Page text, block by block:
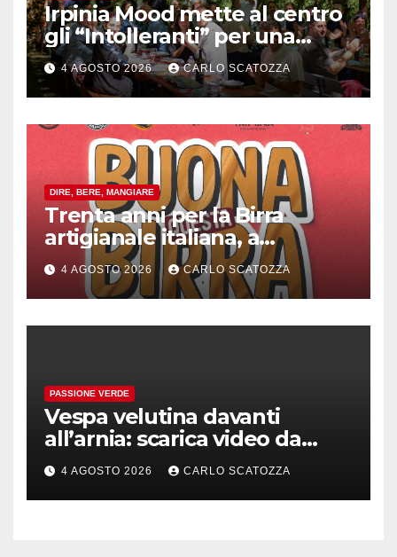
Irpinia Mood mette al centro
gli “Intolleranti” per una
rivoluzione sostenibile del
cibo
4 AGOSTO 2026 CARLO SCATOZZA
DIRE, BERE, MANGIARE
Trenta anni per la Birra
artigianale italiana, a
Pomigliano d’arco evento
celebrativo con birra speciale
4 AGOSTO 2026 CARLO SCATOZZA
PASSIONE VERDE
Vespa velutina davanti
all’arnia: scarica video da
TikTok prima che il post
sparisca
4 AGOSTO 2026 CARLO SCATOZZA